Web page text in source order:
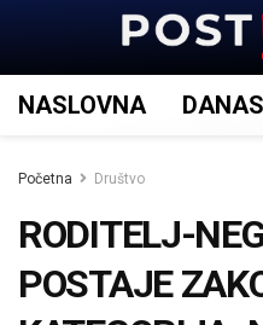
NASLOVNA DANAS
Početna Društvo
RODITELJ-
POSTAJE